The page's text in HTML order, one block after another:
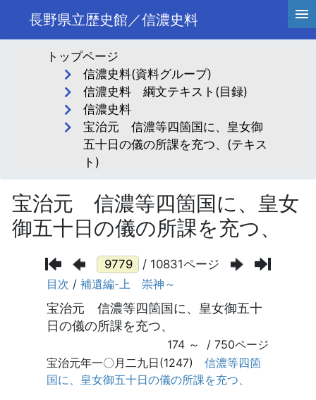
長野県立歴史館／信濃史料
トップページ
信濃史料(資料グループ)
信濃史料 綱文テキスト(目録)
信濃史料
宝治元 信濃等四箇国に、皇女御
五十日の儀の所課を充つ、(テキス
ト)
宝治元 信濃等四箇国に、皇女
御五十日の儀の所課を充つ、
/ 10831ページ